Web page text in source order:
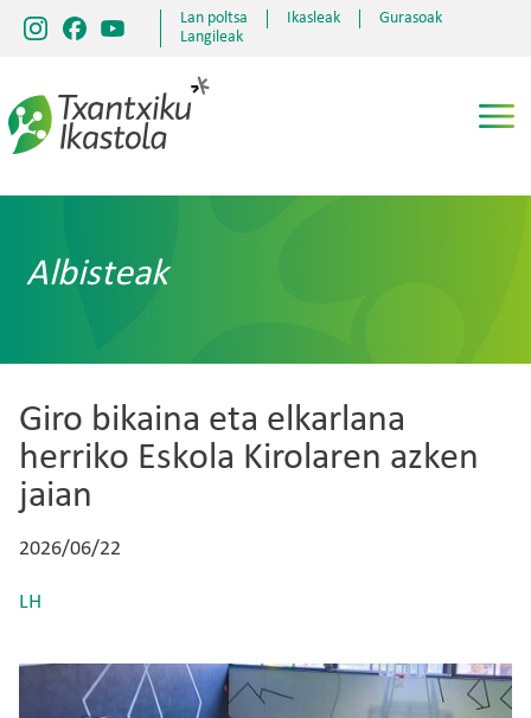
Skip to main content goiburukomenua
Lan poltsa Ikasleak
Gurasoak
Langileak
Albisteak
Giro bikaina eta elkarlana
herriko Eskola Kirolaren azken
jaian
2026/06/22
LH